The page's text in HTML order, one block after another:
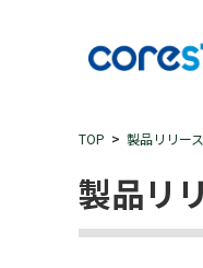
TOP 製品リリース
製品リ